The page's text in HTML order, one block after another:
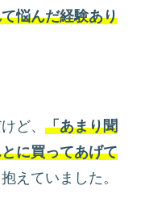
悩んだ経験あり
ど、 「あまり聞
に買ってあげて
えていました。